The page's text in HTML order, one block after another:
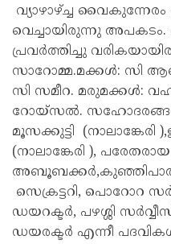
വ്യാഴാഴ്ച്ച
വെച്ചായിരുന്നു അപകടം.
പ്രവർത്തിച്ചു
സാറോമ്മ.മക്കൾ: സി
സി സമീറ. മരുമക്കൾ:
റോയ്സൽ. സഹോദരങ്ങൾ:
മൂസക്കുട്ടി
(നാലാങ്കേരി ), പരേതരായ
സെക്രട്ടറി, പൊറോറ
ഡയറക്ടർ, പഴശ്ശി
ഡയരക്ടർ എന്നീ